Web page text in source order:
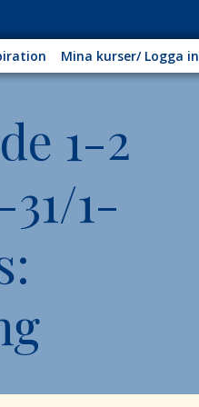
Mina kurser/ Logga in
1-2
1-